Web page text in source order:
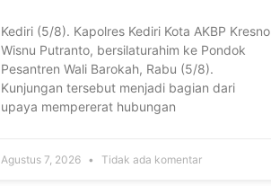
Kediri (5/8). Kapolres Kediri Kota AKBP Kresno
Wisnu Putranto, bersilaturahim ke Pondok
Pesantren Wali Barokah, Rabu (5/8).
Kunjungan tersebut menjadi bagian dari
upaya mempererat hubungan
Agustus 7, 2026 Tidak ada komentar